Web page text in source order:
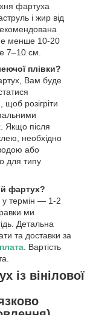
фартуха
і жир від
менше 10-20
7–10 см.
плівки?
Вам буде
розігріти
Якщо після
необхідно
або
для типу
фартух?
у термін — 1-2
ми
Детальна
та доставки за
. Вартість
із вінілової